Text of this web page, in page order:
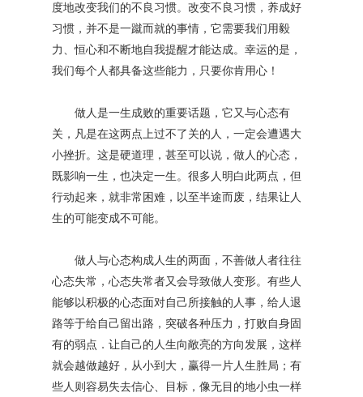
度地改变我们的不良习惯。改变不良习惯，养成好
习惯，并不是一蹴而就的事情，它需要我们用毅
力、恒心和不断地自我提醒才能达成。幸运的是，
我们每个人都具备这些能力，只要你肯用心！
做人是一生成败的重要话题，它又与心态有
关，凡是在这两点上过不了关的人，一定会遭遇大
小挫折。这是硬道理，甚至可以说，做人的心态，
既影响一生，也决定一生。很多人明白此两点，但
行动起来，就非常困难，以至半途而废，结果让人
生的可能变成不可能。
做人与心态构成人生的两面，不善做人者往往
心态失常，心态失常者又会导致做人变形。有些人
能够以积极的心态面对自己所接触的人事，给人退
路等于给自己留出路，突破各种压力，打败自身固
有的弱点．让自己的人生向敞亮的方向发展，这样
就会越做越好，从小到大，赢得一片人生胜局；有
些人则容易失去信心、目标，像无目的地小虫一样